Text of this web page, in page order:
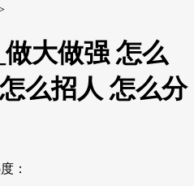
大做强 怎么
么招人 怎么分
：